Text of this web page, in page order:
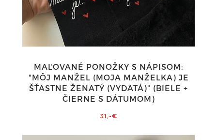
MAĽOVANÉ PONOŽKY S NÁPISOM:
"MÔJ MANŽEL (MOJA MANŽELKA) JE
ŠŤASTNE ŽENATÝ (VYDATÁ)" (BIELE +
ČIERNE S DÁTUMOM)
31,-€